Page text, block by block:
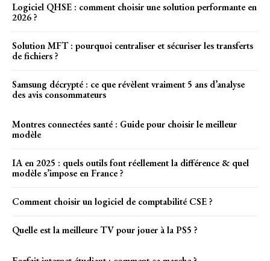
Logiciel QHSE : comment choisir une solution performante en
2026 ?
Solution MFT : pourquoi centraliser et sécuriser les transferts
de fichiers ?
Samsung décrypté : ce que révèlent vraiment 5 ans d’analyse
des avis consommateurs
Montres connectées santé : Guide pour choisir le meilleur
modèle
IA en 2025 : quels outils font réellement la différence & quel
modèle s’impose en France ?
Comment choisir un logiciel de comptabilité CSE ?
Quelle est la meilleure TV pour jouer à la PS5 ?